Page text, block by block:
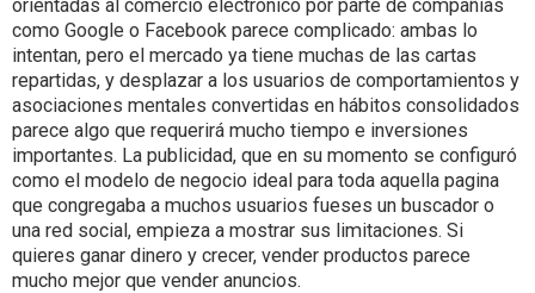
orientadas al comercio electrónico por parte de compañías
como Google o Facebook parece complicado: ambas lo
intentan, pero el mercado ya tiene muchas de las cartas
repartidas, y desplazar a los usuarios de comportamientos y
asociaciones mentales convertidas en hábitos consolidados
parece algo que requerirá mucho tiempo e inversiones
importantes. La publicidad, que en su momento se configuró
como el modelo de negocio ideal para toda aquella pagina
que congregaba a muchos usuarios fueses un buscador o
una red social, empieza a mostrar sus limitaciones. Si
quieres ganar dinero y crecer, vender productos parece
mucho mejor que vender anuncios.